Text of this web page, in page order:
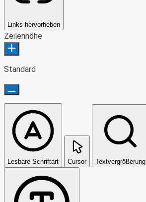
Links hervorheben
Zeilenhöhe
Standard
Lesbare Schriftart Cursor Textvergrößerung